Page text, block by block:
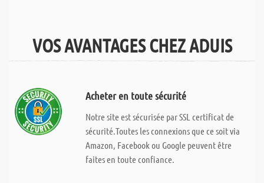
VOS AVANTAGES CHEZ ADUIS
Acheter en toute sécurité
Notre site est sécurisée par SSL certificat de
sécurité.Toutes les connexions que ce soit via
Amazon, Facebook ou Google peuvent être
faites en toute confiance.